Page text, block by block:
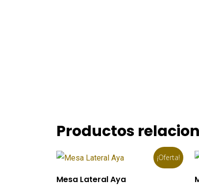
Productos
¡Oferta!
Añadir Al Carrito
Mesa Lateral Aya